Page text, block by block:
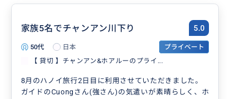
家族5名でチャンアン川下り 5.0
50代 日本
プライベート
【 貸切 】チャンアン&ホアルーのプライ...
8月のハノイ旅行2日目に利用させていただきました。
ガイドのCuongさん(強さん)の気遣いが素晴らしく、ホ